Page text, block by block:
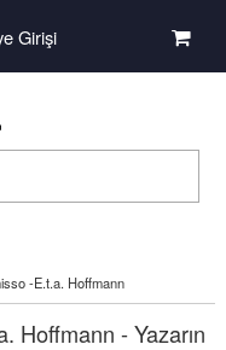
Girişi
-E.t.a. Hoffmann
Hoffmann - Yazarın